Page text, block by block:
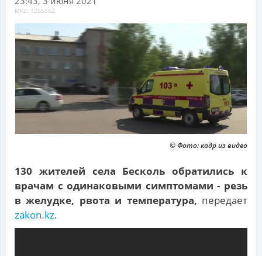
MKZ: 1255562
© Фото: кадр из видео
130 жителей села Бесколь обратились к
врачам с одинаковыми симптомами - резь
в желудке, рвота и температура, передает
zakon.kz.